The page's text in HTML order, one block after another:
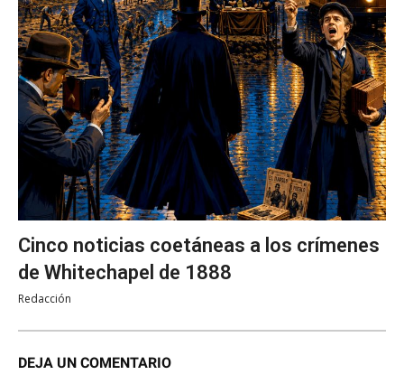
Cinco noticias coetáneas a los crímenes
de Whitechapel de 1888
Redacción
DEJA UN COMENTARIO